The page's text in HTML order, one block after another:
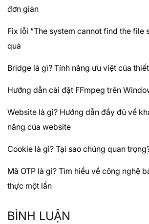
đơn giản
Fix lỗi “The system cannot find the file
quả
Bridge là gì? Tính năng ưu việt của
Hướng dẫn cài đặt FFmpeg trên
Website là gì? Hướng dẫn đầy đủ về
năng của website
Cookie là gì? Tại sao chúng quan
Mã OTP là gì? Tìm hiểu về công nghệ
thực một lần
BÌNH LUẬN